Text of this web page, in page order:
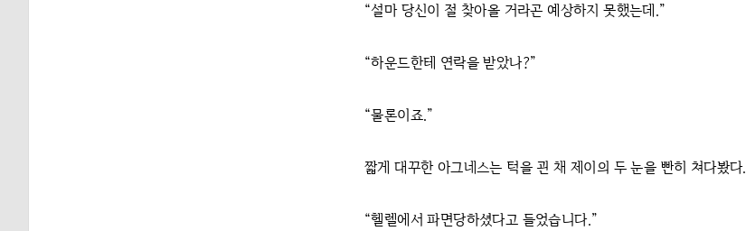
“설마 당신이 절 찾아올 거라곤 예상하지 못했는데.”
“하운드한테 연락을 받았나?”
“물론이죠.”
짧게 대꾸한 아그네스는 턱을 괸 채 제이의 두 눈을 빤히 쳐다봤다.
“헬렐에서 파면당하셨다고 들었습니다.”